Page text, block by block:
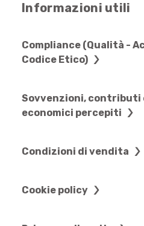
Informazioni utili
Compliance (Qualità -
Codice Etico)
Sovvenzioni, contributi
economici percepiti
Condizioni di vendita
Cookie policy